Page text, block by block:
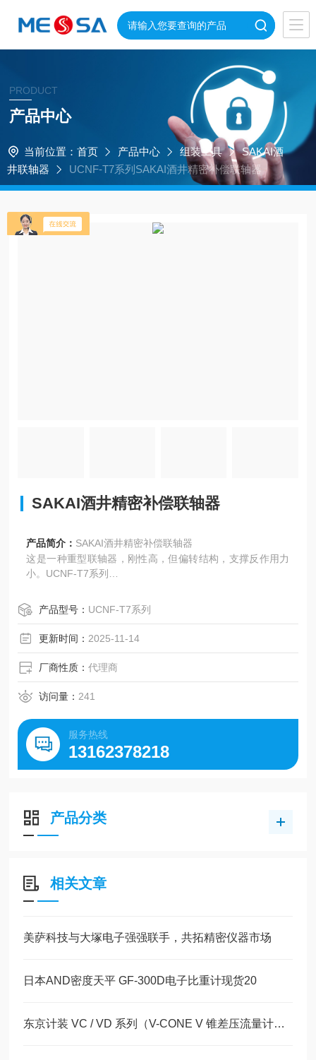
PRODUCT
产品中心
当前位置： 首页 产品中心 组装工具
SAKAI酒
井联轴器
UCNF-T7系列SAKAI酒井精密补偿联轴器
SAKAI酒井精密补偿联轴器
产品简介： SAKAI酒井精密补偿联轴器
这是一种重型联轴器，刚性高，但偏转结构，支撑反作用力
小。UCNF-T7系列
允许偏角1°
最大转速6000r/min
外径88~198mm
轴孔直径14~60mm
允许扭矩40~640N·m
最大扭矩80~1280N·m
产品型号： UCNF-T7系列
更新时间： 2025-11-14
厂商性质：代理商
访问量： 241
服务热线
13162378218
产品分类
相关文章
美萨科技与大塚电子强强联手，共拓精密仪器市场
日本AND密度天平 GF-300D电子比重计现货20
东京计装 VC / VD 系列（V-CONE V 锥差压流量计）全介绍